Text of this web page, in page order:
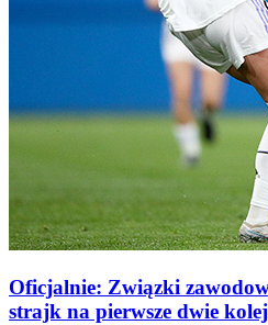
Oficjalnie: Związki
strajk na pierwsze dwie